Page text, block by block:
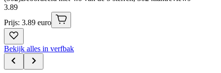
3.89
Prijs: 3.89 euro
Bekijk alles in verfbak